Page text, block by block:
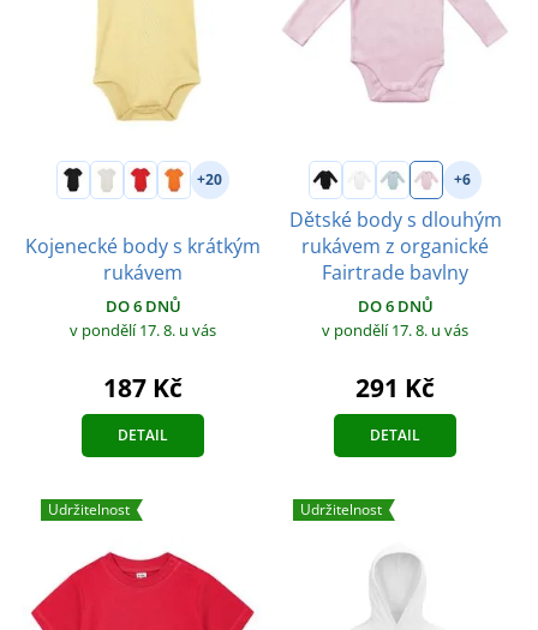
+20
Kojenecké body s krátkým
rukávem
DO 6 DNŮ
v pondělí 17. 8. u vás
187 Kč
DETAIL
+6
Dětské body s dlouhým
rukávem z organické
Fairtrade bavlny
DO 6 DNŮ
v pondělí 17. 8. u vás
291 Kč
DETAIL
Udržitelnost Udržitelnost